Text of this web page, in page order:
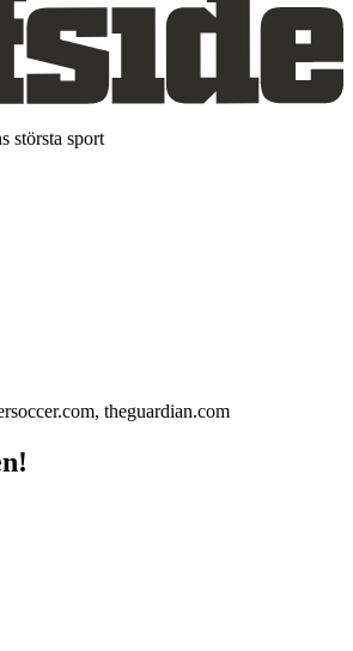
största sport
theguardian.com